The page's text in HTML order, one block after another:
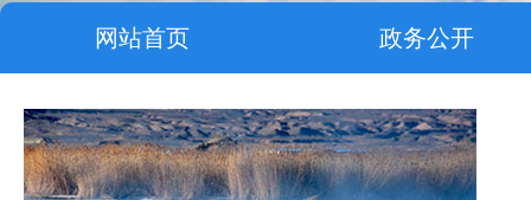
网站首页 政务公开
走进德令哈 友情链接